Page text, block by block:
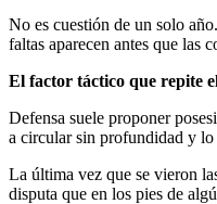
No es cuestión de un solo
faltas aparecen antes que las
El factor táctico que repite
Defensa suele proponer
a circular sin profundidad y lo
La última vez que se vieron
disputa que en los pies de